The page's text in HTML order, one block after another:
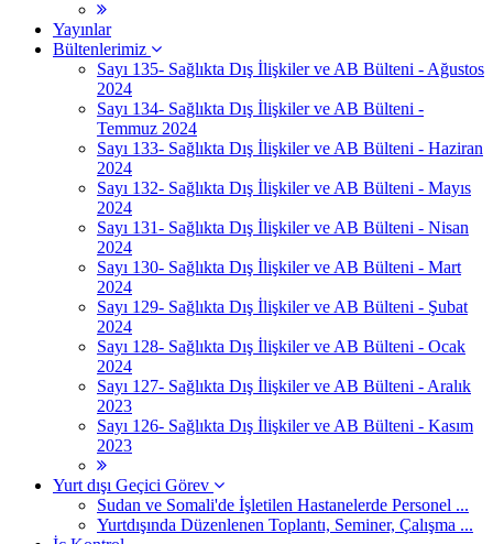
Yayınlar
Bültenlerimiz
Sayı 135- Sağlıkta Dış İlişkiler ve AB Bülteni - Ağustos
2024
Sayı 134- Sağlıkta Dış İlişkiler ve AB Bülteni -
Temmuz 2024
Sayı 133- Sağlıkta Dış İlişkiler ve AB Bülteni - Haziran
2024
Sayı 132- Sağlıkta Dış İlişkiler ve AB Bülteni - Mayıs
2024
Sayı 131- Sağlıkta Dış İlişkiler ve AB Bülteni - Nisan
2024
Sayı 130- Sağlıkta Dış İlişkiler ve AB Bülteni - Mart
2024
Sayı 129- Sağlıkta Dış İlişkiler ve AB Bülteni - Şubat
2024
Sayı 128- Sağlıkta Dış İlişkiler ve AB Bülteni - Ocak
2024
Sayı 127- Sağlıkta Dış İlişkiler ve AB Bülteni - Aralık
2023
Sayı 126- Sağlıkta Dış İlişkiler ve AB Bülteni - Kasım
2023
Yurt dışı Geçici Görev
Sudan ve Somali'de İşletilen Hastanelerde Personel ...
Yurtdışında Düzenlenen Toplantı, Seminer, Çalışma ...